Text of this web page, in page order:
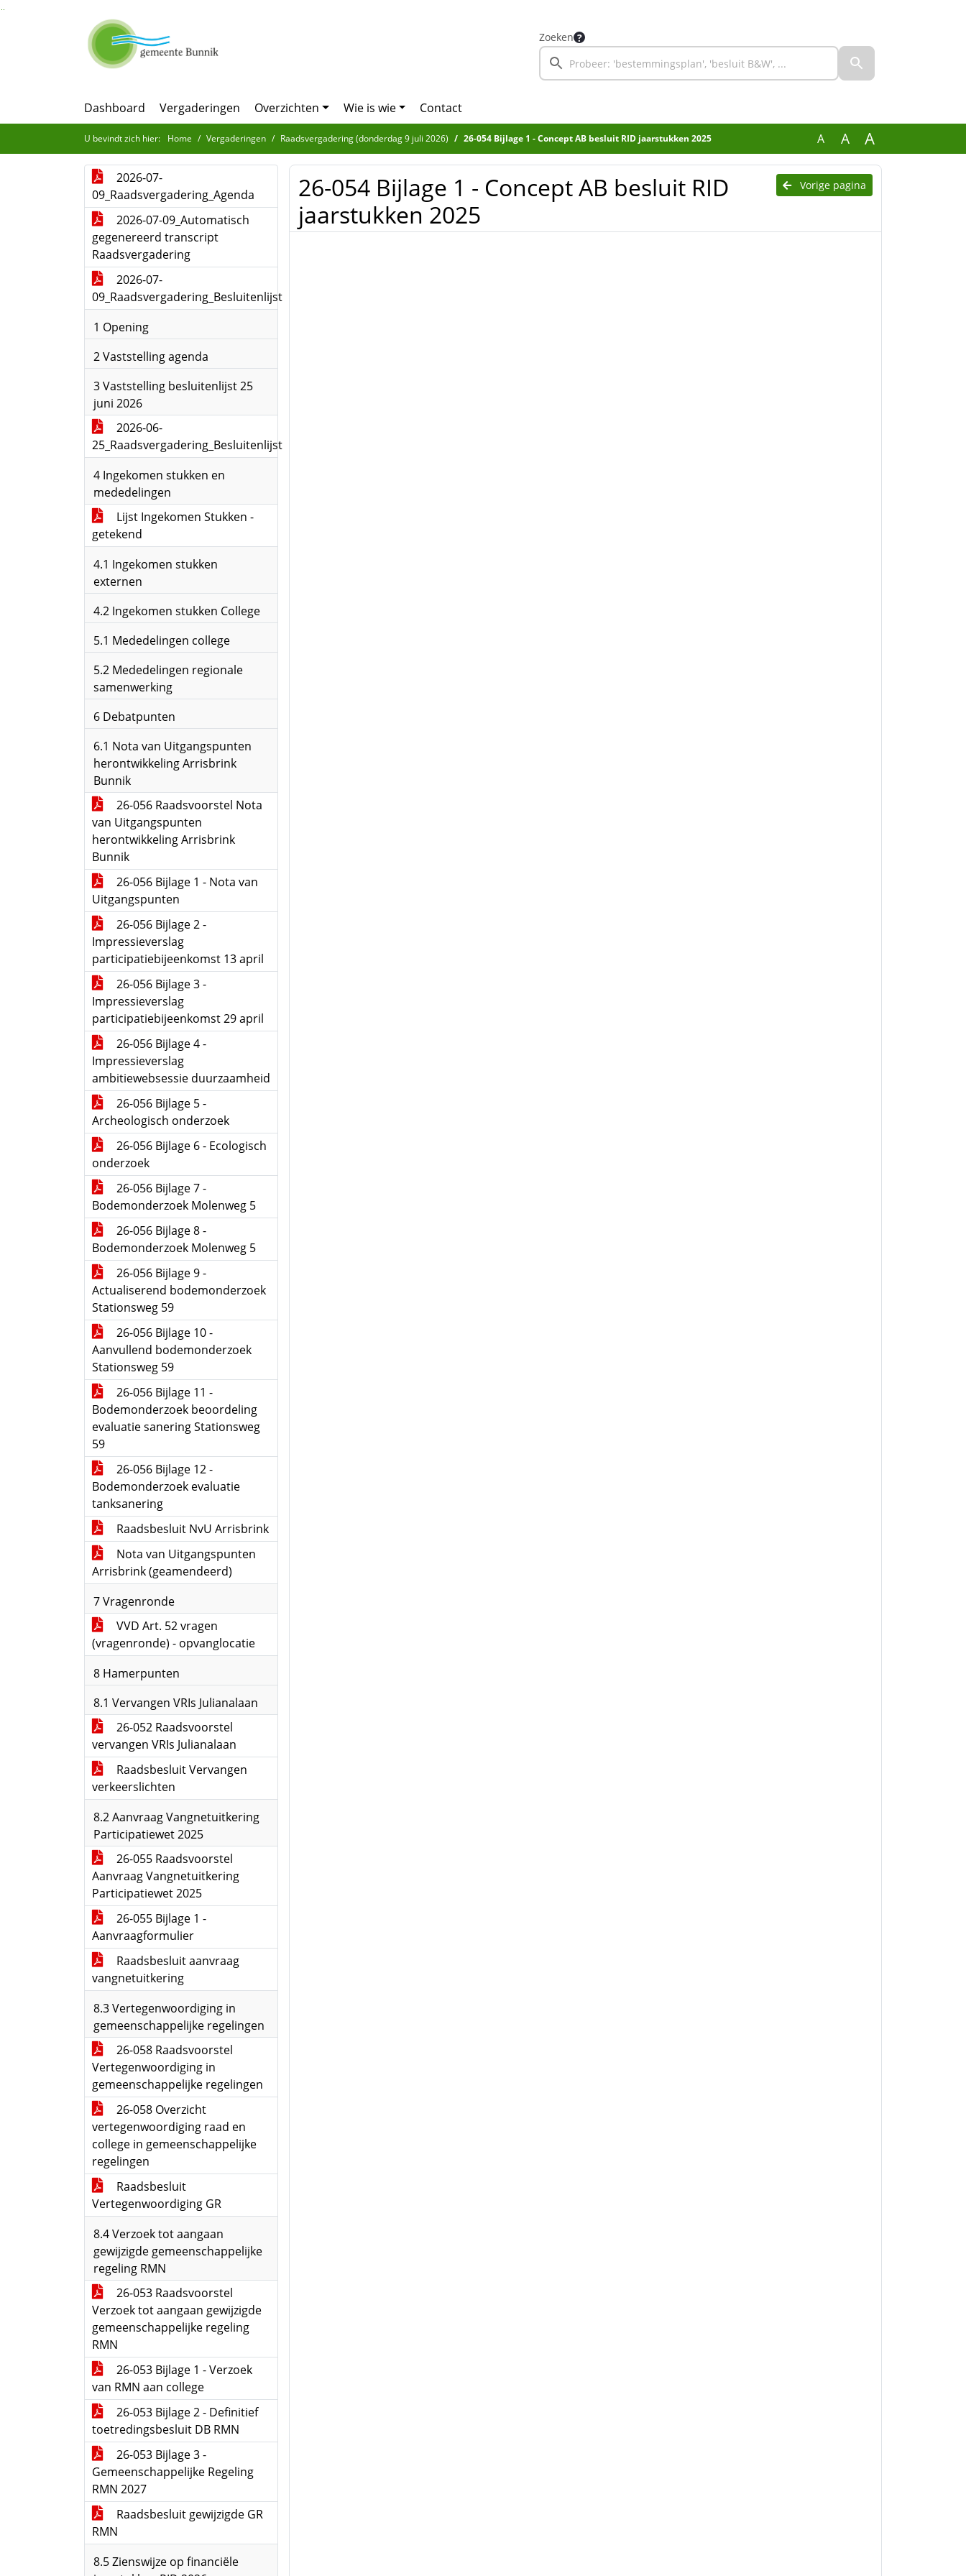
Ga naar de inhoud van deze pagina
Ga naar het zoeken
Ga naar het menu
Zoeken
Dashboard Vergaderingen Overzichten Wie is wie Contact
U bevindt zich hier: Home Vergaderingen Raadsvergadering (donderdag 9 juli 2026) 26-054 Bijlage 1 - Concept AB besluit RID jaarstukken 2025 A A A
2026-07-
09_Raadsvergadering_Agenda
2026-07-09_Automatisch
gegenereerd transcript
Raadsvergadering
2026-07-
09_Raadsvergadering_Besluitenlijst
1 Opening
2 Vaststelling agenda
3 Vaststelling besluitenlijst 25
juni 2026
2026-06-
25_Raadsvergadering_Besluitenlijst
4 Ingekomen stukken en
mededelingen
Lijst Ingekomen Stukken -
getekend
4.1 Ingekomen stukken
externen
4.2 Ingekomen stukken College
5.1 Mededelingen college
5.2 Mededelingen regionale
samenwerking
6 Debatpunten
6.1 Nota van Uitgangspunten
herontwikkeling Arrisbrink
Bunnik
26-056 Raadsvoorstel Nota
van Uitgangspunten
herontwikkeling Arrisbrink
Bunnik
26-056 Bijlage 1 - Nota van
Uitgangspunten
26-056 Bijlage 2 -
Impressieverslag
participatiebijeenkomst 13 april
26-056 Bijlage 3 -
Impressieverslag
participatiebijeenkomst 29 april
26-056 Bijlage 4 -
Impressieverslag
ambitiewebsessie duurzaamheid
26-056 Bijlage 5 -
Archeologisch onderzoek
26-056 Bijlage 6 - Ecologisch
onderzoek
26-056 Bijlage 7 -
Bodemonderzoek Molenweg 5
26-056 Bijlage 8 -
Bodemonderzoek Molenweg 5
26-056 Bijlage 9 -
Actualiserend bodemonderzoek
Stationsweg 59
26-056 Bijlage 10 -
Aanvullend bodemonderzoek
Stationsweg 59
26-056 Bijlage 11 -
Bodemonderzoek beoordeling
evaluatie sanering Stationsweg
59
26-056 Bijlage 12 -
Bodemonderzoek evaluatie
tanksanering
Raadsbesluit NvU Arrisbrink
Nota van Uitgangspunten
Arrisbrink (geamendeerd)
7 Vragenronde
VVD Art. 52 vragen
(vragenronde) - opvanglocatie
8 Hamerpunten
8.1 Vervangen VRIs Julianalaan
26-052 Raadsvoorstel
vervangen VRIs Julianalaan
Raadsbesluit Vervangen
verkeerslichten
8.2 Aanvraag Vangnetuitkering
Participatiewet 2025
26-055 Raadsvoorstel
Aanvraag Vangnetuitkering
Participatiewet 2025
26-055 Bijlage 1 -
Aanvraagformulier
Raadsbesluit aanvraag
vangnetuitkering
8.3 Vertegenwoordiging in
gemeenschappelijke regelingen
26-058 Raadsvoorstel
Vertegenwoordiging in
gemeenschappelijke regelingen
26-058 Overzicht
vertegenwoordiging raad en
college in gemeenschappelijke
regelingen
Raadsbesluit
Vertegenwoordiging GR
8.4 Verzoek tot aangaan
gewijzigde gemeenschappelijke
regeling RMN
26-053 Raadsvoorstel
Verzoek tot aangaan gewijzigde
gemeenschappelijke regeling
RMN
26-053 Bijlage 1 - Verzoek
van RMN aan college
26-053 Bijlage 2 - Definitief
toetredingsbesluit DB RMN
26-053 Bijlage 3 -
Gemeenschappelijke Regeling
RMN 2027
Raadsbesluit gewijzigde GR
RMN
8.5 Zienswijze op financiële
Vorige pagina
26-054 Bijlage 1 - Concept AB besluit RID
jaarstukken 2025